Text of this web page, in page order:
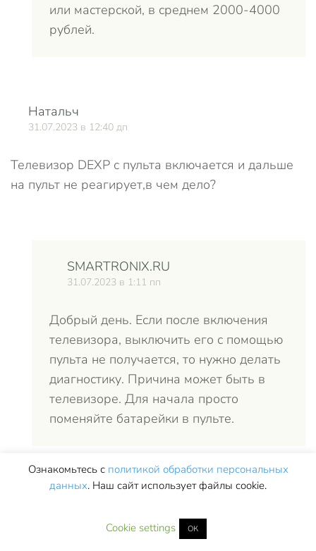
или мастерской, в среднем 2000-4000
рублей.
Натальч
31.07.2023 в 12:40 дп
Телевизор DEXP с пульта включается и дальше
на пульт не реагирует,в чем дело?
SMARTRONIX.RU
31.07.2023 в 1:11 пп
Добрый день. Если после включения
телевизора, выключить его с помощью
пульта не получается, то нужно делать
диагностику. Причина может быть в
телевизоре. Для начала просто
поменяйте батарейки в пульте.
Ознакомьтесь с политикой обработки персональных
данных. Наш сайт использует файлы cookie.
Cookie settings ОК